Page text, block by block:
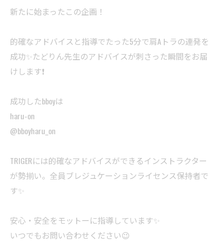
新たに始まったこの企画！
的確なアドバイスと指導でたった5分で肩Aトラの連発を
成功✨たどりん先生のアドバイスが刺さった瞬間をお届
けします❗️
成功したbboyは
haru-on
@bboyharu_on
TRIGERには的確なアドバイスができるインストラクター
が勢揃い。全員ブレジュケーションライセンス保持者で
す✨
安心・安全をモットーに指導しています✨
いつでもお問い合わせください😉